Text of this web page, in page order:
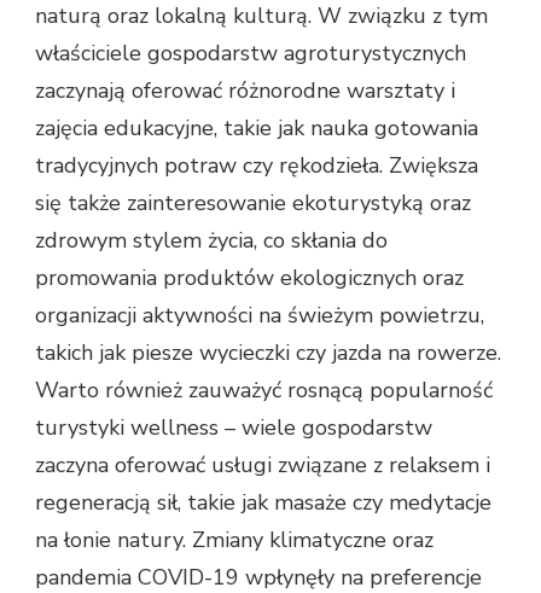
naturą oraz lokalną kulturą. W związku z tym
właściciele gospodarstw agroturystycznych
zaczynają oferować różnorodne warsztaty i
zajęcia edukacyjne, takie jak nauka gotowania
tradycyjnych potraw czy rękodzieła. Zwiększa
się także zainteresowanie ekoturystyką oraz
zdrowym stylem życia, co skłania do
promowania produktów ekologicznych oraz
organizacji aktywności na świeżym powietrzu,
takich jak piesze wycieczki czy jazda na rowerze.
Warto również zauważyć rosnącą popularność
turystyki wellness – wiele gospodarstw
zaczyna oferować usługi związane z relaksem i
regeneracją sił, takie jak masaże czy medytacje
na łonie natury. Zmiany klimatyczne oraz
pandemia COVID-19 wpłynęły na preferencje